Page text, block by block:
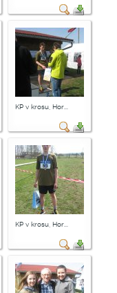
KP v krosu, Hor...
KP v krosu, Hor...